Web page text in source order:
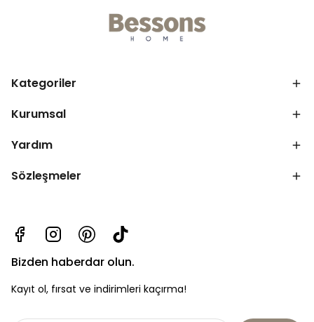
Kategoriler
Kurumsal
Yardım
Sözleşmeler
Bizden haberdar olun.
Kayıt ol, fırsat ve indirimleri kaçırma!